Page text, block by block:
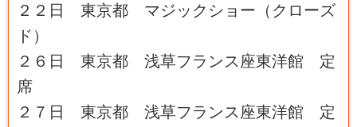
２２日 東京都 マジックショー（クローズ
ド）
２６日 東京都 浅草フランス座東洋館 定
席
２７日 東京都 浅草フランス座東洋館 定